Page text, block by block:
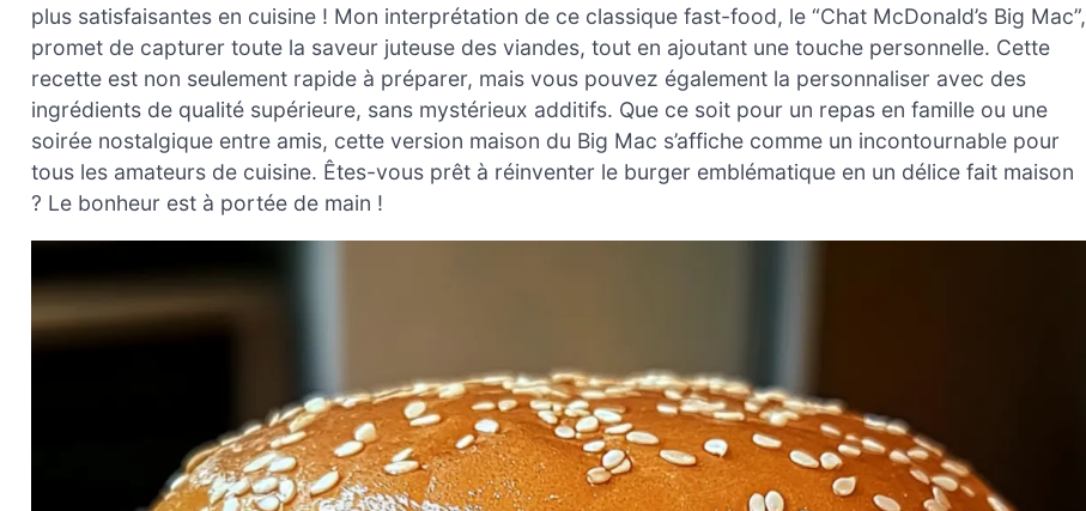
plus satisfaisantes en cuisine ! Mon interprétation de ce classique fast-food, le “Chat McDonald’s Big Mac”,
promet de capturer toute la saveur juteuse des viandes, tout en ajoutant une touche personnelle. Cette
recette est non seulement rapide à préparer, mais vous pouvez également la personnaliser avec des
ingrédients de qualité supérieure, sans mystérieux additifs. Que ce soit pour un repas en famille ou une
soirée nostalgique entre amis, cette version maison du Big Mac s’affiche comme un incontournable pour
tous les amateurs de cuisine. Êtes-vous prêt à réinventer le burger emblématique en un délice fait maison
? Le bonheur est à portée de main !